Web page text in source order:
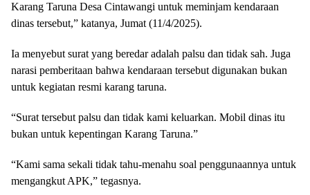
Karang Taruna Desa Cintawangi untuk meminjam kendaraan
dinas tersebut,” katanya, Jumat (11/4/2025).
Ia menyebut surat yang beredar adalah palsu dan tidak sah. Juga
narasi pemberitaan bahwa kendaraan tersebut digunakan bukan
untuk kegiatan resmi karang taruna.
“Surat tersebut palsu dan tidak kami keluarkan. Mobil dinas itu
bukan untuk kepentingan Karang Taruna.”
“Kami sama sekali tidak tahu-menahu soal penggunaannya untuk
mengangkut APK,” tegasnya.